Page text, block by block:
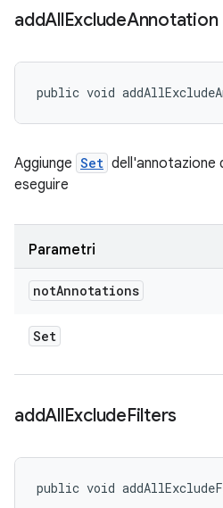
addAllExcludeAnnotation
public void
Aggiunge Set dell'annotazione
eseguire
Parametri
notAnnotations
Set
addAllExcludeFilters
public void